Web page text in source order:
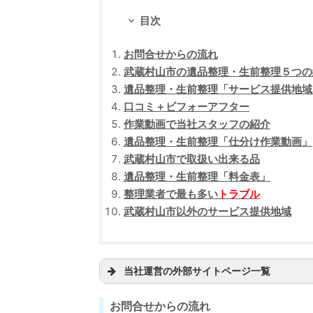
目次
お問合せからの流れ
武蔵村山市の遺品整理・生前整理５つ
遺品整理・生前整理「サービス提供地
口コミ＋ビフォーアフター
作業動画で当社スタッフの紹介
遺品整理・生前整理「仕分け作業動画」
武蔵村山市で取扱い出来る品
遺品整理・生前整理「料金表」
整理業者で最も多い トラブル
武蔵村山市以外のサービス提供地域
当社運営の外部サイトページ一覧
お問合せからの流れ